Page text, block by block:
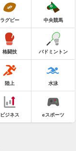
ラグビー 中央競馬
格闘技 バドミントン
陸上 水泳
ビジネス eスポーツ